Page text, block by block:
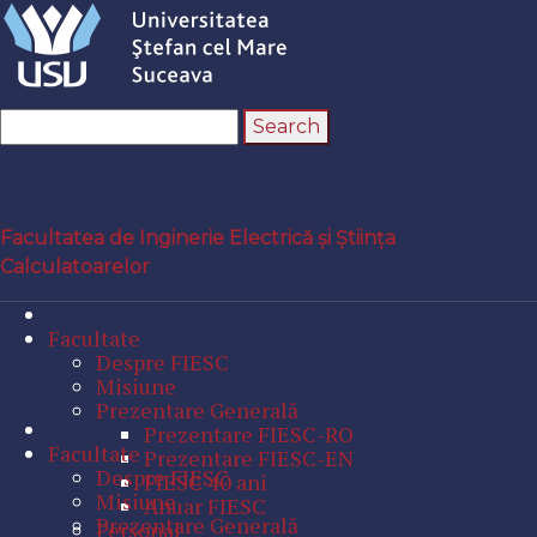
Facultatea de Inginerie Electrică și Știința
Calculatoarelor
Facultate
Despre FIESC
Misiune
Prezentare Generală
Prezentare FIESC-RO
Prezentare FIESC-EN
FIESC 40 ani
Anuar FIESC
Personal
Facultate
Despre FIESC
Misiune
Prezentare Generală